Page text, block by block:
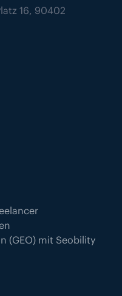
16, 90402
(GEO) mit Seobility